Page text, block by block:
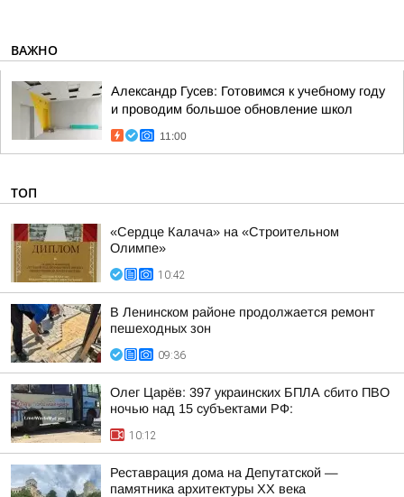
ВАЖНО
Александр Гусев: Готовимся к учебному году
и проводим большое обновление школ
11:00
ТОП
«Сердце Калача» на «Строительном
Олимпе»
10:42
В Ленинском районе продолжается ремонт
пешеходных зон
09:36
Олег Царёв: 397 украинских БПЛА сбито ПВО
ночью над 15 субъектами РФ:
10:12
Реставрация дома на Депутатской —
памятника архитектуры ХХ века